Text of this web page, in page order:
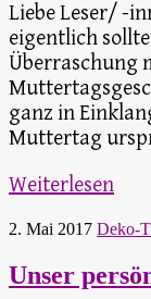
Liebe Leser/ -
eigentlich
Überraschung
ganz in
Muttertag
Weiterlesen
2. Mai 2017 Deko-
Unser